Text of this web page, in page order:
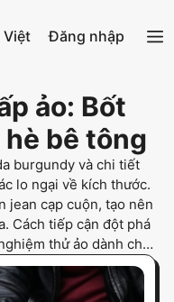
Việt Đăng nhập
ảo: Bốt
bê tông
burgundy và chi tiết
lo ngại về kích thước.
jean cạp cuộn, tạo nên
Cách tiếp cận đột phá
thử ảo dành cho
thường ngày.